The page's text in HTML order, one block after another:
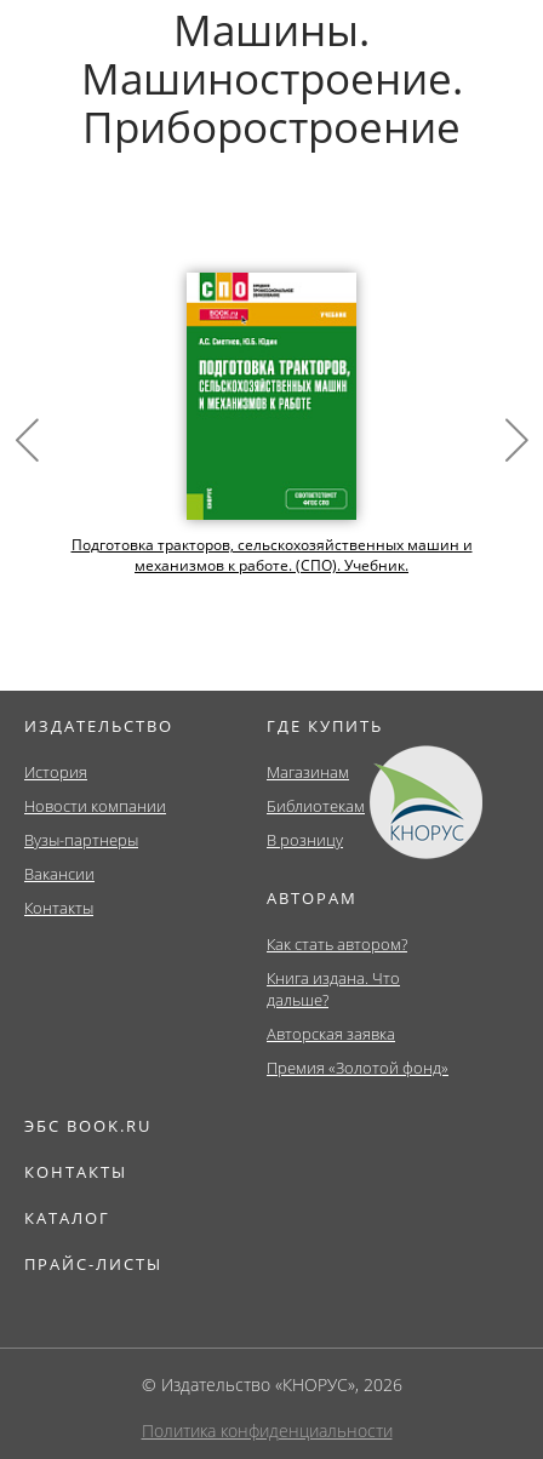
Машины.
Машиностроение.
Приборостроение
Подготовка тракторов, сельскохозяйственных машин и
механизмов к работе. (СПО). Учебник.
ИЗДАТЕЛЬСТВО
История
Новости компании
Вузы-партнеры
Вакансии
Контакты
ГДЕ КУПИТЬ
Магазинам
Библиотекам
В розницу
АВТОРАМ
Как стать автором?
Книга издана. Что
дальше?
Авторская заявка
Премия «Золотой фонд»
ЭБС BOOK.RU
КОНТАКТЫ
КАТАЛОГ
ПРАЙС-ЛИСТЫ
© Издательство «КНОРУС», 2026
Политика конфиденциальности